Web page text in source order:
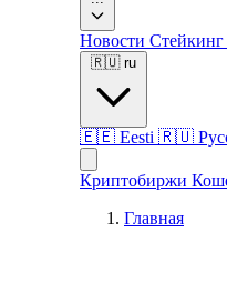
Новости Стейкинг
🇷🇺 ru
🇪🇪 Eesti 🇷🇺
Криптобиржи
Главная